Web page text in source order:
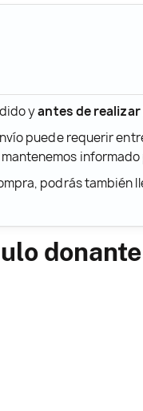
yantes de realizar
puede requerir
podrás también
donante